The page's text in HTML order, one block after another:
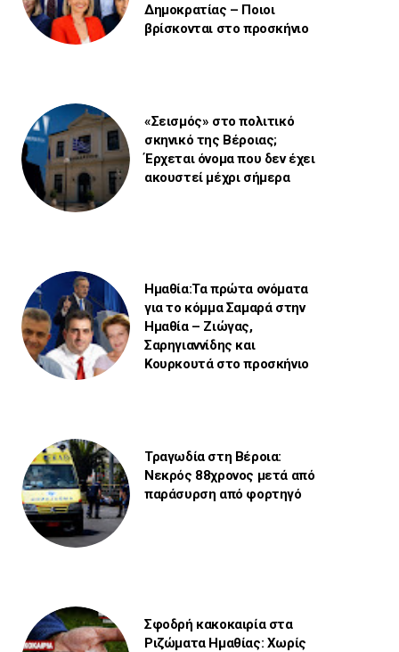
Δημοκρατίας – Ποιοι
βρίσκονται στο προσκήνιο
«Σεισμός» στο πολιτικό
σκηνικό της Βέροιας;
Έρχεται όνομα που δεν έχει
ακουστεί μέχρι σήμερα
Ημαθία:Τα πρώτα ονόματα
για το κόμμα Σαμαρά στην
Ημαθία – Ζιώγας,
Σαρηγιαννίδης και
Κουρκουτά στο προσκήνιο
Τραγωδία στη Βέροια:
Νεκρός 88χρονος μετά από
παράσυρση από φορτηγό
Σφοδρή κακοκαιρία στα
Ριζώματα Ημαθίας: Χωρίς